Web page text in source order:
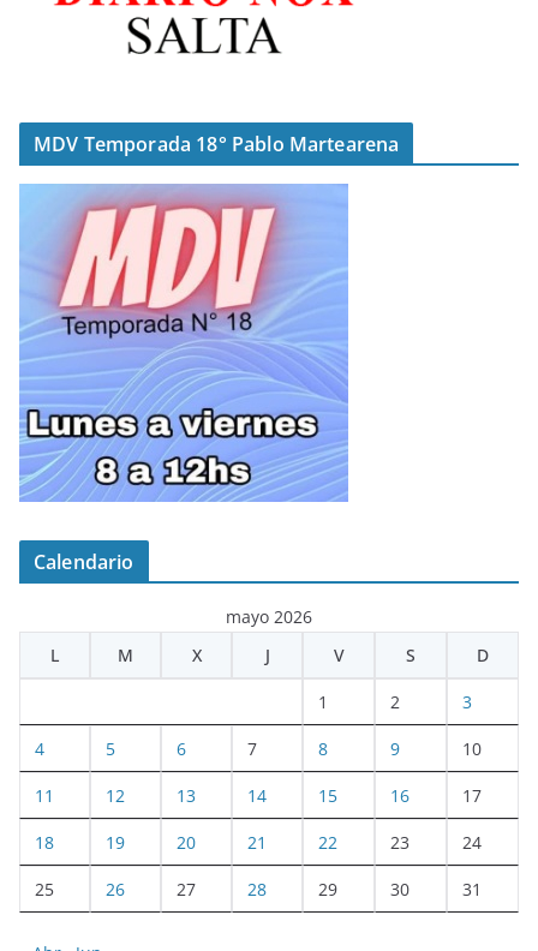
MDV Temporada 18° Pablo Martearena
Calendario
mayo 2026
L
M X J V S D
1 2 3
4 5 6 7 8 9 10
11 12 13 14 15 16 17
18 19 20 21 22 23 24
25 26 27 28 29 30 31